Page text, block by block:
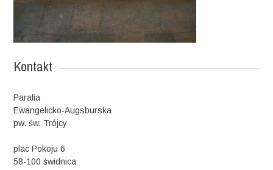
Kontakt
Parafia
Ewangelicko-Augsburska
pw. św. Trójcy
plac Pokoju 6
58-100 świdnica